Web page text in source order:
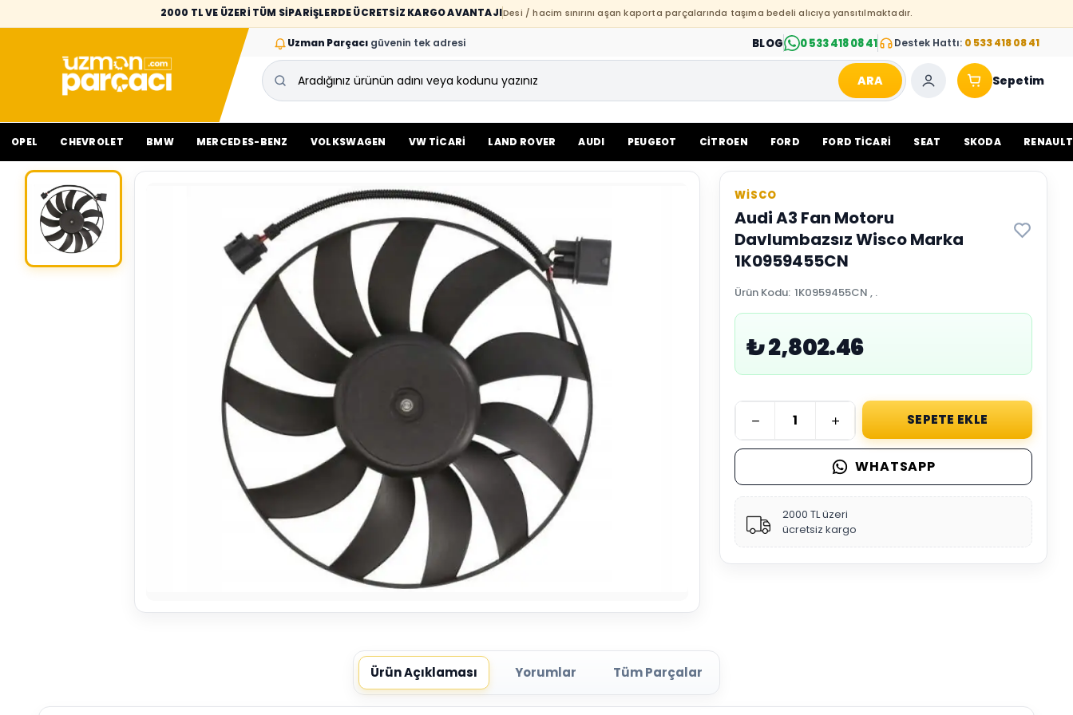
2000 TL VE ÜZERİ TÜM SİPARİŞLERDE ÜCRETSİZ KARGO AVANTAJIDesi / hacim sınırını aşan kaporta parçalarında taşıma bedeli alıcıya yansıtılmaktadır.
Uzman Parçacı güvenin tek adresi BLOG 0 533 418 08 41 Destek Hattı: 0 533 418 08 41
ARA Sepetim
OPEL CHEVROLET BMW MERCEDES-BENZ VOLKSWAGEN VW TİCARİ LAND ROVER AUDI PEUGEOT CİTROEN FORD FORD TİCARİ SEAT SKODA RENAULT
WİSCO
Audi A3 Fan Motoru
Davlumbazsız Wisco Marka
1K0959455CN
Ürün Kodu: 1K0959455CN , .
₺ 2,802.46
SEPETE EKLE
WHATSAPP
2000 TL üzeri
ücretsiz kargo
Ürün Açıklaması Yorumlar Tüm Parçalar